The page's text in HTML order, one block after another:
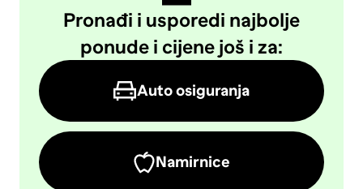
Pronađi i usporedi najbolje
ponude i cijene još i za:
Auto osiguranja
Namirnice